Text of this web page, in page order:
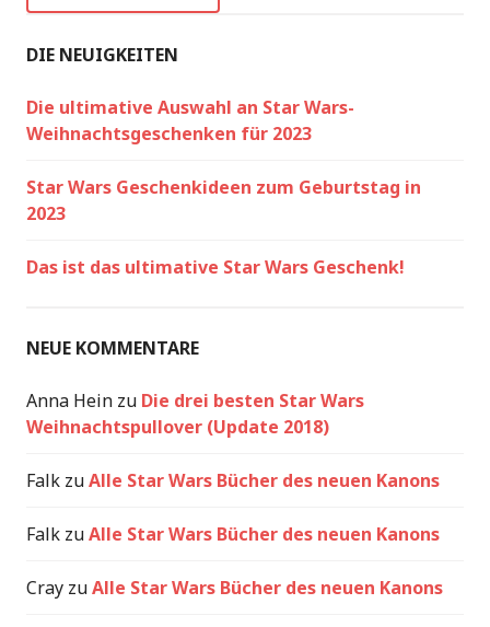
DIE NEUIGKEITEN
Die ultimative Auswahl an Star Wars-
Weihnachtsgeschenken für 2023
Star Wars Geschenkideen zum Geburtstag in
2023
Das ist das ultimative Star Wars Geschenk!
NEUE KOMMENTARE
Anna Hein zu Die drei besten Star Wars
Weihnachtspullover (Update 2018)
Falk zuAlle Star Wars Bücher des neuen Kanons
Falk zuAlle Star Wars Bücher des neuen Kanons
Cray zuAlle Star Wars Bücher des neuen Kanons